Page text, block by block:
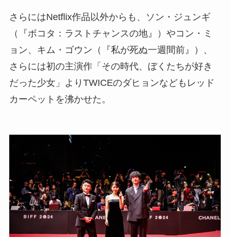
さらにはNetflix作品以外からも、ソン・ジュンギ
（『ボコタ：ラストチャンスの地』）やコン・ミ
ョン、キム・ゴウン（『私が死ぬ一週間前』）、
さらには初の主演作「その時代、ぼくたちが好き
だった少女」よりTWICEのダヒョンなどもレッド
カーペットを沸かせた。